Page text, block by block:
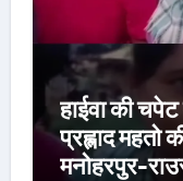
हाईवा की
प्रह्लाद महतो
मनोहरपुर-